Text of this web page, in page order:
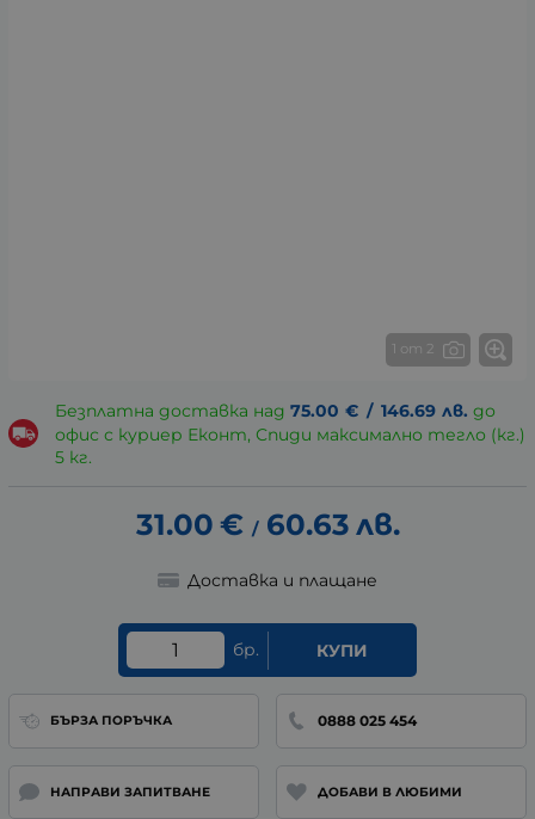
1 от 2
Безплатна доставка над 75.00 € / 146.69 лв. до
офис с куриер Еконт, Спиди максимално тегло (кг.)
5 кг.
31.00 € / 60.63 лв.
Доставка и плащане
бр. КУПИ
БЪРЗА ПОРЪЧКА 0888 025 454
НАПРАВИ ЗАПИТВАНЕ ДОБАВИ В ЛЮБИМИ